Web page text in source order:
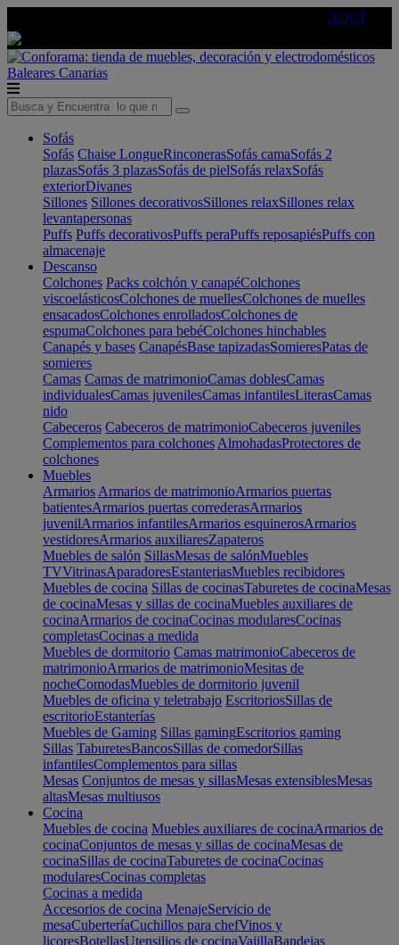
AQUÍ
Baleares Canarias
Sofás
Sofás Chaise LongueRinconerasSofás camaSofás 2
plazasSofás 3 plazasSofás de pielSofás relaxSofás
exteriorDivanes
Sillones Sillones decorativosSillones relaxSillones relax
levantapersonas
Puffs Puffs decorativosPuffs peraPuffs reposapiésPuffs con
almacenaje
Descanso
Colchones Packs colchón y canapéColchones
viscoelásticosColchones de muellesColchones de muelles
ensacadosColchones enrolladosColchones de
espumaColchones para bebéColchones hinchables
Canapés y bases CanapésBase tapizadasSomieresPatas de
somieres
Camas Camas de matrimonioCamas doblesCamas
individualesCamas juvenilesCamas infantilesLiterasCamas
nido
Cabeceros Cabeceros de matrimonioCabeceros juveniles
Complementos para colchones AlmohadasProtectores de
colchones
Muebles
Armarios Armarios de matrimonioArmarios puertas
batientesArmarios puertas correderasArmarios
juvenilArmarios infantilesArmarios esquinerosArmarios
vestidoresArmarios auxiliaresZapateros
Muebles de salón SillasMesas de salónMuebles
TVVitrinasAparadoresEstanteriasMuebles recibidores
Muebles de cocina Sillas de cocinasTaburetes de cocinaMesas
de cocinaMesas y sillas de cocinaMuebles auxiliares de
cocinaArmarios de cocinaCocinas modularesCocinas
completasCocinas a medida
Muebles de dormitorio Camas matrimonioCabeceros de
matrimonioArmarios de matrimonioMesitas de
nocheComodasMuebles de dormitorio juvenil
Muebles de oficina y teletrabajo EscritoriosSillas de
escritorioEstanterías
Muebles de Gaming Sillas gamingEscritorios gaming
Sillas TaburetesBancosSillas de comedorSillas
infantilesComplementos para sillas
Mesas Conjuntos de mesas y sillasMesas extensiblesMesas
altasMesas multiusos
Cocina
Muebles de cocina Muebles auxiliares de cocinaArmarios de
cocinaConjuntos de mesas y sillas de cocinaMesas de
cocinaSillas de cocinaTaburetes de cocinaCocinas
modularesCocinas completas
Cocinas a medida
Accesorios de cocina MenajeServicio de
mesaCuberteríaCuchillos para chefVinos y
licoresBotellasUtensilios de cocinaVajillaBandejas